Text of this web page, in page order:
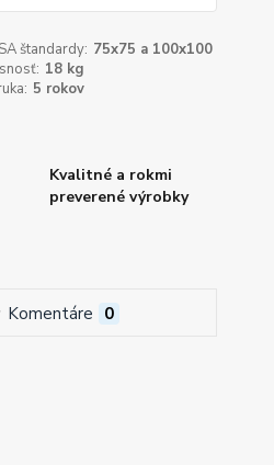
štandardy: 75x75 a 100x100
18 kg
5 rokov
Kvalitné a rokmi
preverené výrobky
Komentáre 0